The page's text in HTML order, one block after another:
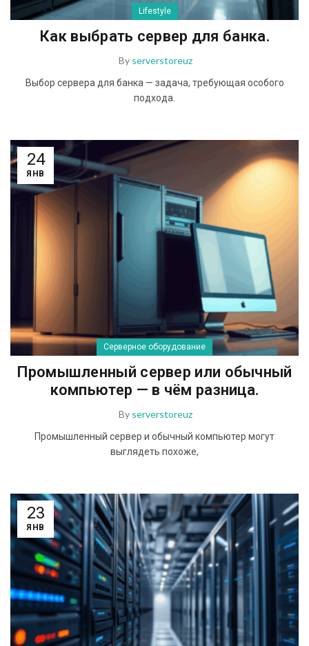
Lifestyle
Как выбрать сервер для банка.
By serverstoreuz
Выбор сервера для банка — задача, требующая особого
подхода.
24
ЯНВ
Серверное оборудование
Промышленный сервер или обычный
компьютер — в чём разница.
By serverstoreuz
Промышленный сервер и обычный компьютер могут
выглядеть похоже,
23
ЯНВ